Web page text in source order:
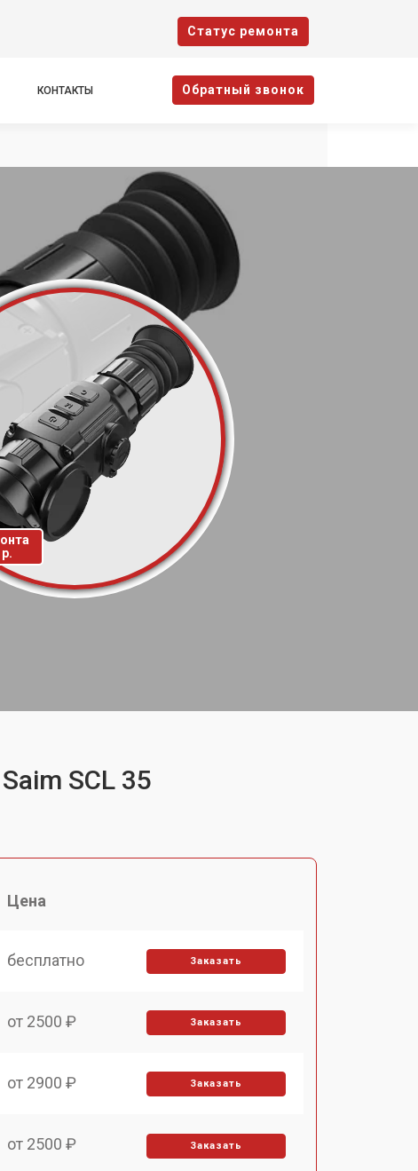
Cтатус ремонта
КОНТАКТЫ Oбратный звонок
SCL 35
Цена
бесплатно Заказать
от 2500 ₽ Заказать
от 2900 ₽ Заказать
от 2500 ₽ Заказать